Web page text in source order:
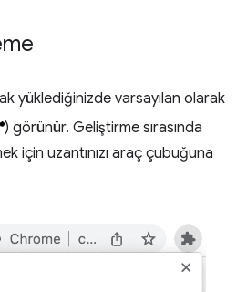
yüklediğinizde varsayılan olarak
) görünür. Geliştirme sırasında
için uzantınızı araç çubuğuna